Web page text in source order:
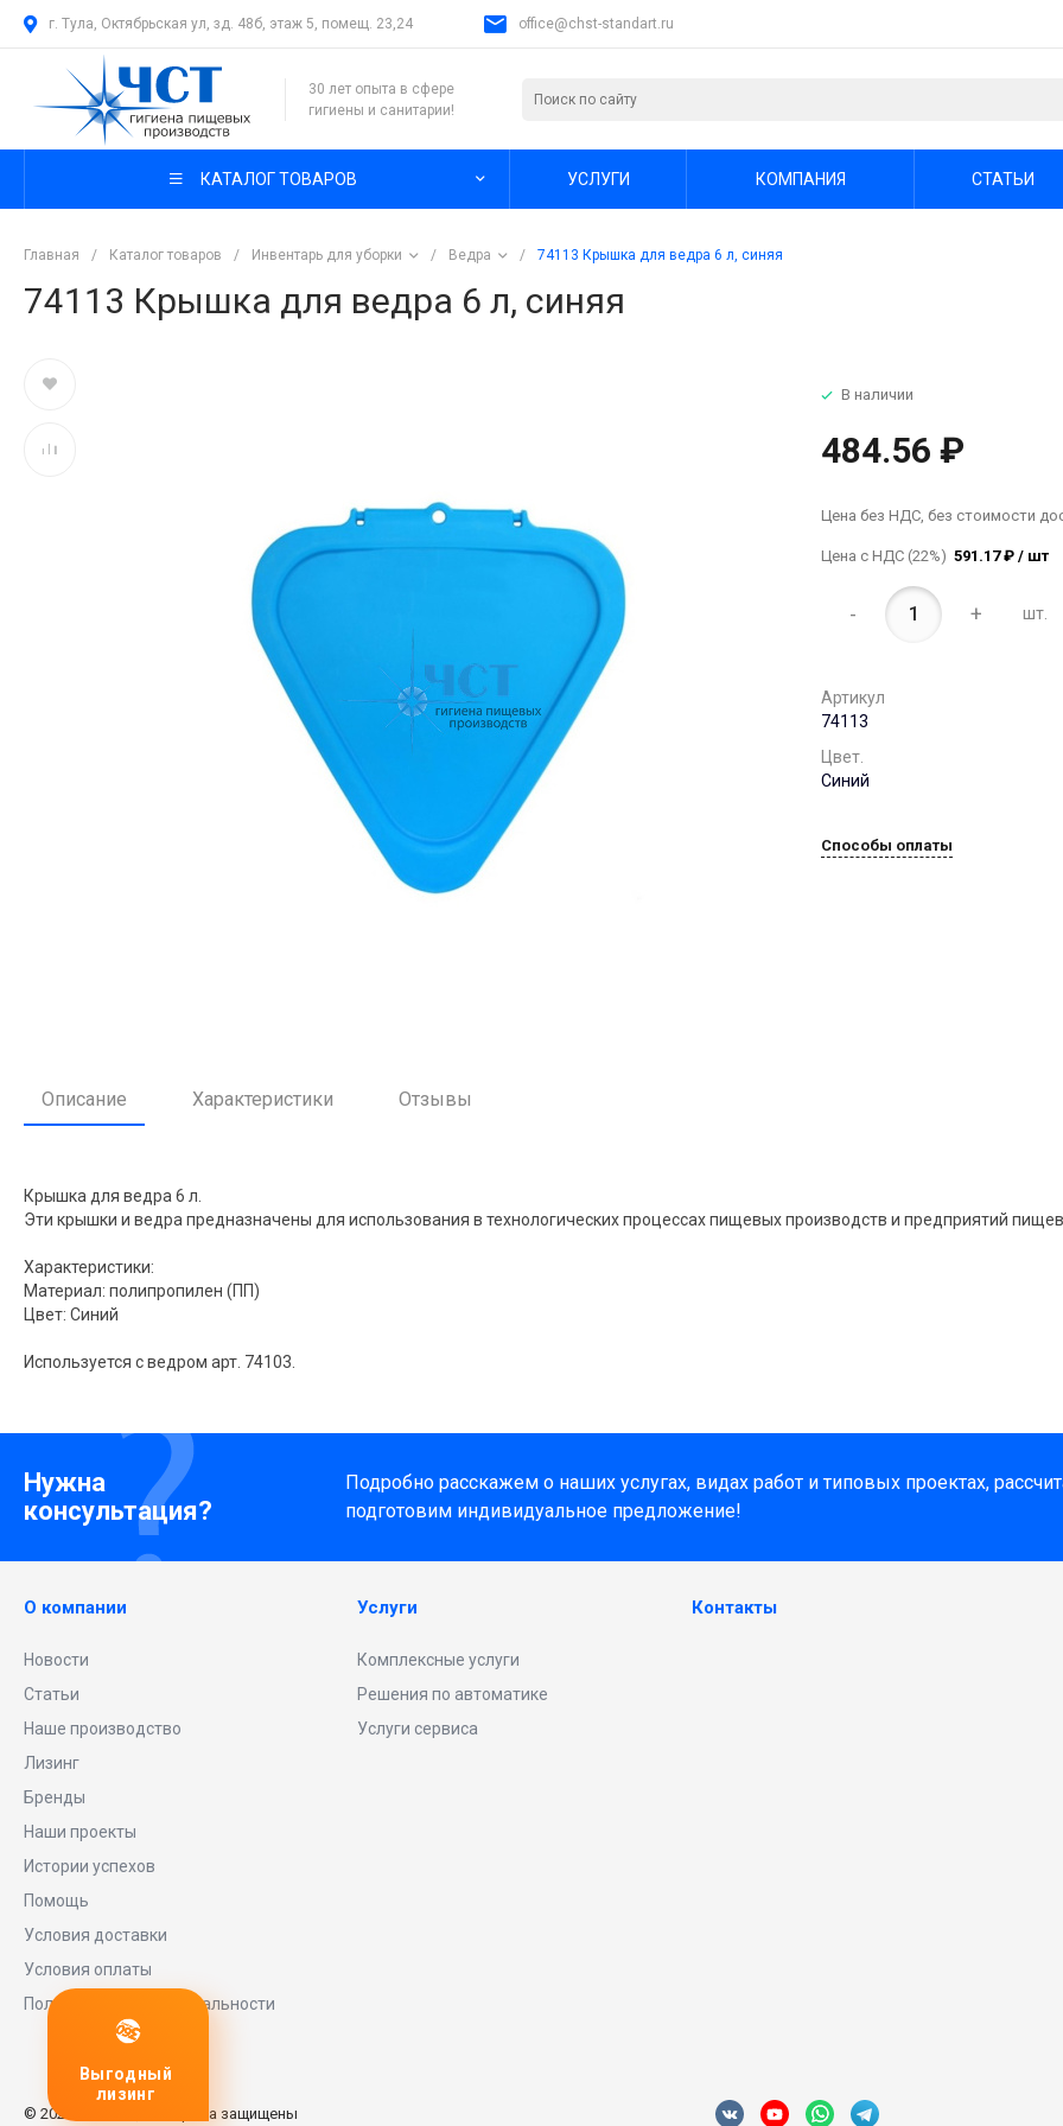
г. Тула, Октябрьская ул, зд. 48б, этаж 5, помещ. 23,24 office@chst-standart.ru
30 лет опыта в сфере
гигиены и санитарии!
КАТАЛОГ ТОВАРОВ УСЛУГИ КОМПАНИЯ СТАТЬИ
Главная / Каталог товаров / Инвентарь для уборки / Ведра / 74113 Крышка для ведра 6 л, синяя
74113 Крышка для ведра 6 л, синяя
В наличии
484.56 ₽
Цена без НДС, без стоимости
Цена с НДС (22%) 591.17 ₽ / шт
- + шт.
Артикул
74113
Цвет.
Синий
Способы оплаты
Описание Характеристики Отзывы
Крышка для ведра 6 л.
Эти крышки и ведра предназначены для использования в технологических процессах пищевых производств и предприятий
Характеристики:
Материал: полипропилен (ПП)
Цвет: Синий
Используется с ведром арт. 74103.
Нужна
консультация?
Подробно расскажем о наших услугах, видах работ и типовых проектах,
подготовим индивидуальное предложение!
О компании
Новости
Статьи
Наше производство
Лизинг
Бренды
Наши проекты
Истории успехов
Помощь
Условия доставки
Условия оплаты
Политика конфиденциальности
Услуги
Комплексные услуги
Решения по автоматике
Услуги сервиса
Контакты
© 2026 Universe, Все права защищены
Любое
оборудование